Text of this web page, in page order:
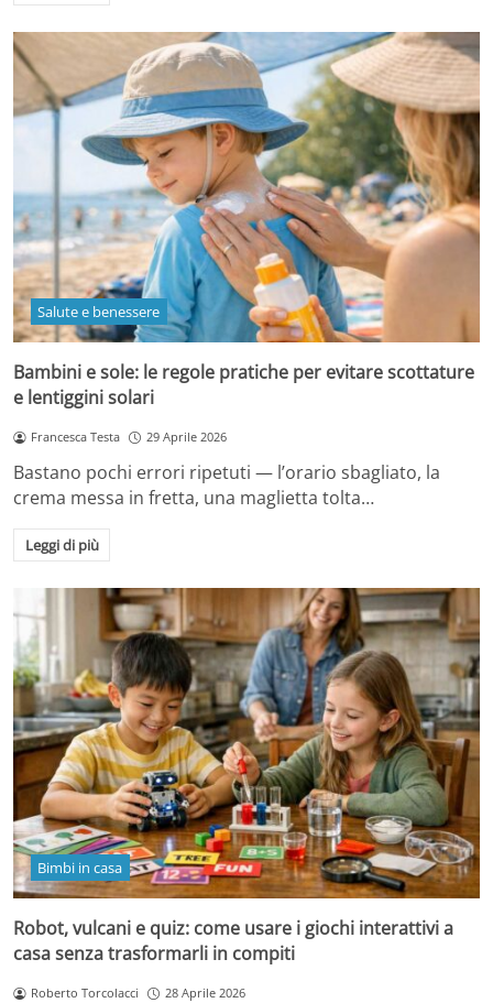
Salute e benessere
Bambini e sole: le regole pratiche per evitare scottature
e lentiggini solari
Francesca Testa 29 Aprile 2026
Bastano pochi errori ripetuti — l’orario sbagliato, la
crema messa in fretta, una maglietta tolta…
Leggi di più
Bimbi in casa
Robot, vulcani e quiz: come usare i giochi interattivi a
casa senza trasformarli in compiti
Roberto Torcolacci 28 Aprile 2026